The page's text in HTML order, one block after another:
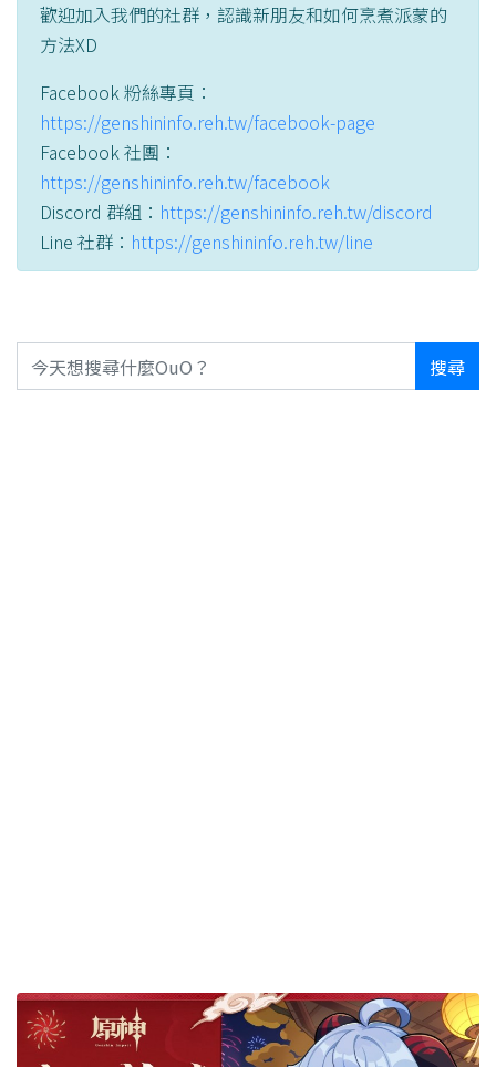
歡迎加入我們的社群，認識新朋友和如何烹煮派蒙的
方法XD
Facebook 粉絲專頁：
https://genshininfo.reh.tw/facebook-page
Facebook 社團：
https://genshininfo.reh.tw/facebook
Discord 群組： https://genshininfo.reh.tw/discord
Line 社群： https://genshininfo.reh.tw/line
搜尋